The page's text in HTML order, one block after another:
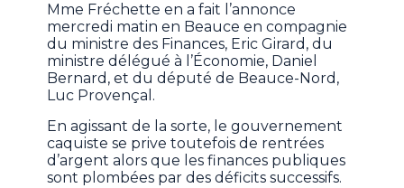
Mme Fréchette en a fait l’annonce
mercredi matin en Beauce en compagnie
du ministre des Finances, Eric Girard, du
ministre délégué à l’Économie, Daniel
Bernard, et du député de Beauce-Nord,
Luc Provençal.
En agissant de la sorte, le gouvernement
caquiste se prive toutefois de rentrées
d’argent alors que les finances publiques
sont plombées par des déficits successifs.